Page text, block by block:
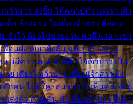
จ้าสาว ส่งยิ้ม ให้คนไปทั่ว แต่เรา เฝ้า
เด็ก ล้างจาน ในเมื่อ เจ้าสาว คือคน
จำใจ ต้องไปช่วยงาน พอถึงเวลา เขา
อนฝูง เฮฮาดังลั่น แต่เราล้างจาน
บ่มีความหมาย เคียงใจเจ้าบ่าว เป็น
เคียงใจเจ้าบ่าว เพื่อนเจ้าสาว ยัง
ฮักคน ไม่มีใครสน เขาไม่เห็นคน ที่อยู่
แต่งตัว สวยเด่น นั่งเคียงเจ้าบ่าว ที่เขา